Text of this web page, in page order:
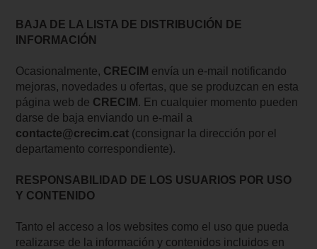
BAJA DE LA LISTA DE DISTRIBUCIÓN DE
INFORMACIÓN
Ocasionalmente, CRECIM envía un e-mail notificando
mejoras, novedades u ofertas, que se produzcan en esta
página web de CRECIM . En cualquier momento pueden
darse de baja enviando un e-mail a
contacte@crecim.cat (consignar la dirección por el
departamento correspondiente).
RESPONSABILIDAD DE LOS USUARIOS POR USO
Y CONTENIDO
Tanto el acceso a los websites como el uso que pueda
realizarse de la información y contenidos incluidos en